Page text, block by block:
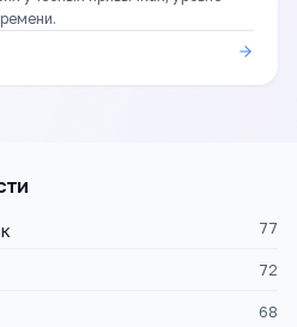
77
72
68